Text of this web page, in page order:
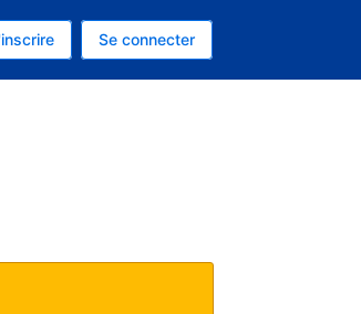
ci : Dollar américain.
est celle-ci : Français.
réservationSe connecter